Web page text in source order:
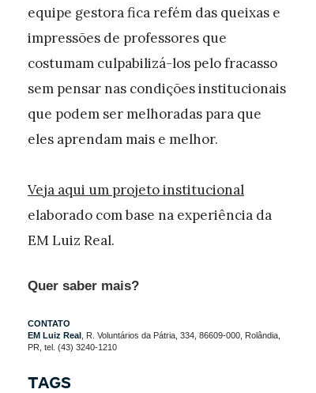
equipe gestora fica refém das queixas e
impressões de professores que
costumam culpabilizá-los pelo fracasso
sem pensar nas condições institucionais
que podem ser melhoradas para que
eles aprendam mais e melhor.
Veja aqui um projeto institucional
elaborado com base na experiência da
EM Luiz Real.
Quer saber mais?
CONTATO
EM Luiz Real , R. Voluntários da Pátria, 334, 86609-000, Rolândia,
PR, tel. (43) 3240-1210
TAGS